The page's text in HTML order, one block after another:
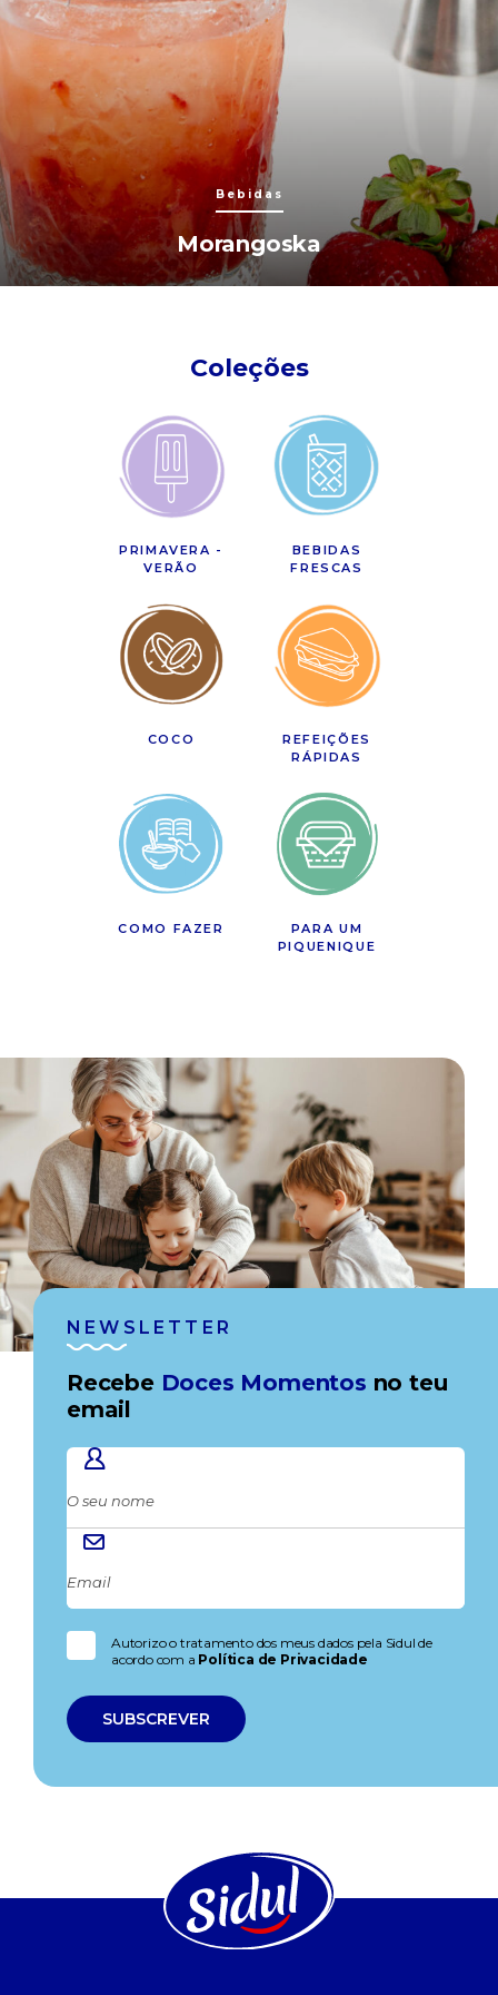
Bebidas
Morangoska
Coleções
PRIMAVERA -
VERÃO
BEBIDAS
FRESCAS
COCO
REFEIÇÕES
RÁPIDAS
COMO FAZER
PARA UM
PIQUENIQUE
NEWSLETTER
Recebe Doces Momentos no teu
email
Autorizo o tratamento dos meus dados pela Sidul de
acordo com a Política de Privacidade